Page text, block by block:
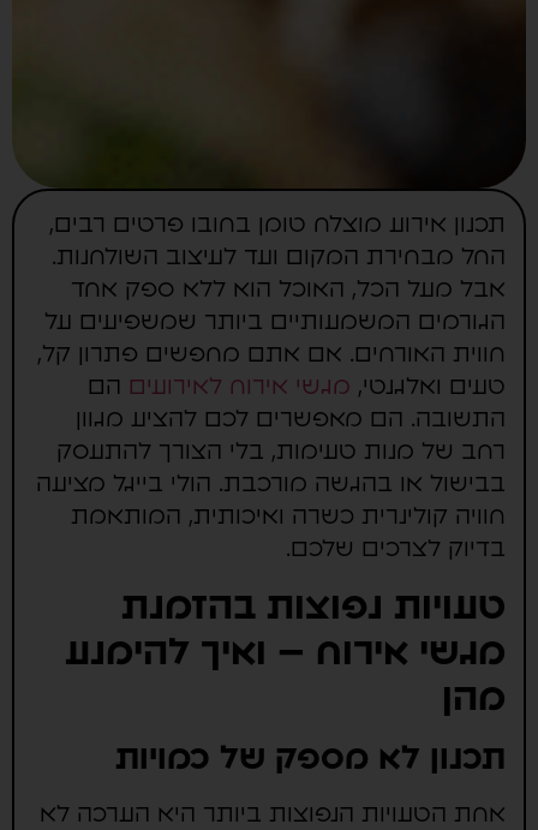
תכנון אירוע מוצלח טומן בחובו פרטים רבים,
החל מבחירת המקום ועד לעיצוב השולחנות.
אבל מעל הכל, האוכל הוא ללא ספק אחד
הגורמים המשמעותיים ביותר שמשפיעים על
חווית האורחים. אם אתם מחפשים פתרון קל,
טעים ואלגנטי,מגשי אירוח לאירועים הם
התשובה. הם מאפשרים לכם להציע מגוון
רחב של מנות טעימות, בלי הצורך להתעסק
בבישול או בהגשה מורכבת. הולי בייגל מציעה
חוויה קולינרית כשרה ואיכותית, המותאמת
בדיוק לצרכים שלכם.
טעויות נפוצות בהזמנת
מגשי אירוח – ואיך להימנע
מהן
תכנון לא מספק של כמויות
אחת הטעויות הנפוצות ביותר היא הערכה לא